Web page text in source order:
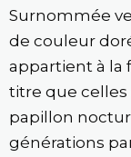
Surnommée
de couleur
appartient à la
titre que celles
papillon
générations